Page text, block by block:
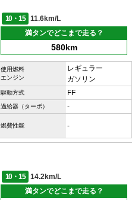
10・15
11.6km/L
満タンでどこまで走る？
580km
使用燃料
エンジン
レギュラー
ガソリン
駆動方式 FF
過給器（ターボ） -
燃費性能 -
10・15
14.2km/L
満タンでどこまで走る？